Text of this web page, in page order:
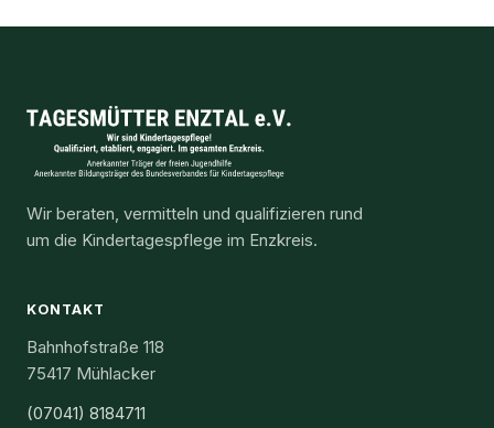
Wir beraten, vermitteln und qualifizieren rund
um die Kindertagespflege im Enzkreis.
KONTAKT
Bahnhofstraße 118
75417 Mühlacker
(07041) 8184711